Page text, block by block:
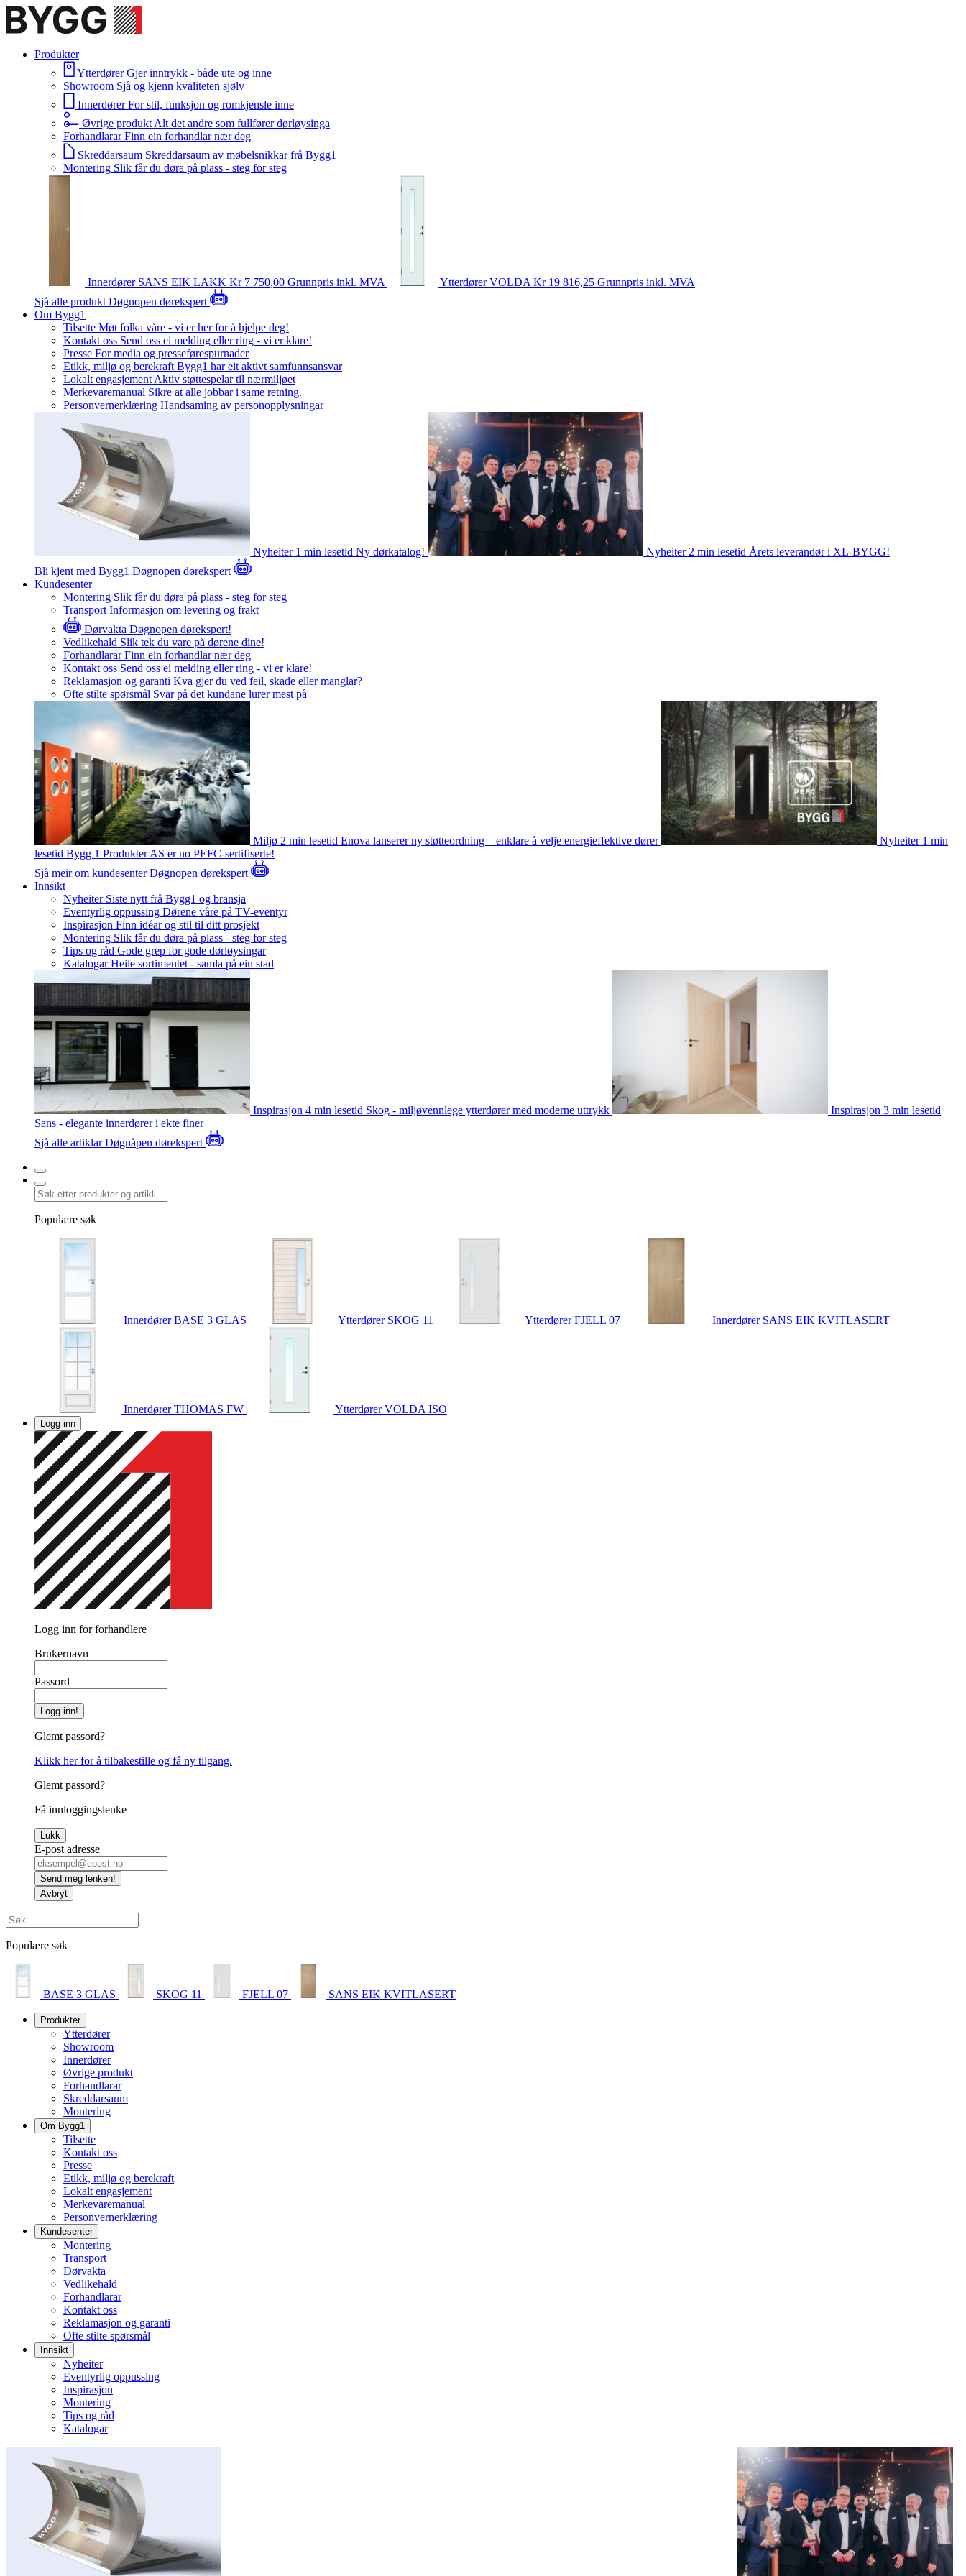
Produkter
Ytterdører Gjer inntrykk - både ute og inne
Showroom Sjå og kjenn kvaliteten sjølv
Innerdører For stil, funksjon og romkjensle inne
Øvrige produkt Alt det andre som fullfører dørløysinga
Forhandlarar Finn ein forhandlar nær deg
Skreddarsaum Skreddarsaum av møbelsnikkar frå Bygg1
Montering Slik får du døra på plass - steg for steg
Innerdører SANS EIK LAKK Kr 7 750,00 Grunnpris inkl. MVA YtterdørerVOLDA Kr 19 816,25 Grunnpris inkl. MVA
Sjå alle produkt Døgnopen dørekspert
Om Bygg1
Tilsette Møt folka våre - vi er her for å hjelpe deg!
Kontakt oss Send oss ei melding eller ring - vi er klare!
Presse For media og presseførespurnader
Etikk, miljø og berekraft Bygg1 har eit aktivt samfunnsansvar
Lokalt engasjement Aktiv støttespelar til nærmiljøet
Merkevaremanual Sikre at alle jobbar i same retning.
Personvernerklæring Handsaming av personopplysningar
Nyheiter 1 min lesetid Ny dørkatalog! Nyheiter 2 min lesetid Årets leverandør i XL-BYGG!
Bli kjent med Bygg1 Døgnopen dørekspert
Kundesenter
Montering Slik får du døra på plass - steg for steg
Transport Informasjon om levering og frakt
Dørvakta Døgnopen dørekspert!
Vedlikehald Slik tek du vare på dørene dine!
Forhandlarar Finn ein forhandlar nær deg
Kontakt oss Send oss ei melding eller ring - vi er klare!
Reklamasjon og garanti Kva gjer du ved feil, skade eller manglar?
Ofte stilte spørsmål Svar på det kundane lurer mest på
Miljø 2 min lesetid Enova lanserer ny støtteordning – enklare å velje energieffektive dører Nyheiter 1 min
lesetid Bygg 1 Produkter AS er no PEFC-sertifiserte!
Sjå meir om kundesenterDøgnopen dørekspert
Innsikt
Nyheiter Siste nytt frå Bygg1 og bransja
Eventyrlig oppussing Dørene våre på TV-eventyr
Inspirasjon Finn idéar og stil til ditt prosjekt
Montering Slik får du døra på plass - steg for steg
Tips og råd Gode grep for gode dørløysingar
Katalogar Heile sortimentet - samla på ein stad
Inspirasjon 4 min lesetid Skog - miljøvennlege ytterdører med moderne uttrykk Inspirasjon 3 min lesetid
Sans - elegante innerdører i ekte finer
Sjå alle artiklarDøgnåpen dørekspert
Populære søk
InnerdørerBASE 3 GLAS Ytterdører SKOG 11 YtterdørerFJELL 07 Innerdører SANS EIK KVITLASERT
InnerdørerTHOMAS FW YtterdørerVOLDA ISO
Logg inn
Logg inn for forhandlere
Brukernavn
Passord
Logg inn!
Glemt passord?
Klikk her for å tilbakestille og få ny tilgang.
Glemt passord?
Få innloggingslenke
Lukk
E-post adresse
Send meg lenken!
Avbryt
Populære søk
BASE 3 GLAS SKOG 11 FJELL 07 SANS EIK KVITLASERT
Produkter
Ytterdører
Showroom
Innerdører
Øvrige produkt
Forhandlarar
Skreddarsaum
Montering
Om Bygg1
Tilsette
Kontakt oss
Presse
Etikk, miljø og berekraft
Lokalt engasjement
Merkevaremanual
Personvernerklæring
Kundesenter
Montering
Transport
Dørvakta
Vedlikehald
Forhandlarar
Kontakt oss
Reklamasjon og garanti
Ofte stilte spørsmål
Innsikt
Nyheiter
Eventyrlig oppussing
Inspirasjon
Montering
Tips og råd
Katalogar